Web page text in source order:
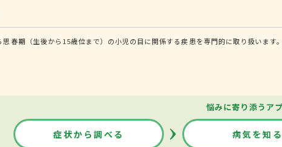
春期（生後から15歳位まで）の小児の目に関係する疾患を専門的に取り扱います。
悩みに寄り添うア
症状から調べる 病気を知る